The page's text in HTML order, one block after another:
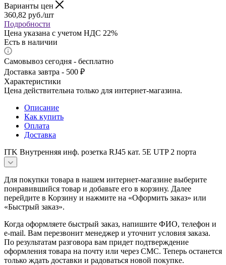
Варианты цен
360,82 руб./шт
Подробности
Цена указана с учетом НДС 22%
Есть в наличии
Самовывоз сегодня - бесплатно
Доставка завтра - 500 ₽
Характеристики
Цена действительна только для интернет-магазина.
Описание
Как купить
Оплата
Доставка
ITK Внутренняя инф. розетка RJ45 кат. 5Е UTP 2 порта
Для покупки товара в нашем интернет-магазине выберите
понравившийся товар и добавьте его в корзину. Далее
перейдите в Корзину и нажмите на «Оформить заказ» или
«Быстрый заказ».
Когда оформляете быстрый заказ, напишите ФИО, телефон и
e-mail. Вам перезвонит менеджер и уточнит условия заказа.
По результатам разговора вам придет подтверждение
оформления товара на почту или через СМС. Теперь останется
только ждать доставки и радоваться новой покупке.